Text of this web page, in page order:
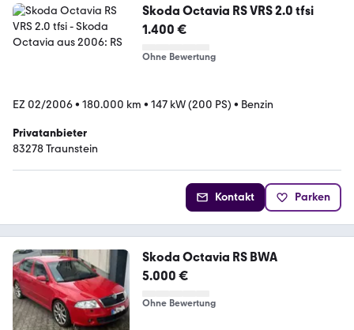
Skoda Octavia RS VRS 2.0 tfsi
1.400 €
Ohne Bewertung
EZ 02/2006• 180.000 km • 147 kW (200 PS) • Benzin
Privatanbieter
83278 Traunstein
Kontakt Parken
Skoda Octavia RS BWA
5.000 €
Ohne Bewertung